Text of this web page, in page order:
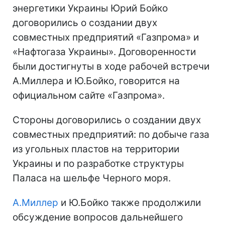
энергетики Украины Юрий Бойко
договорились о создании двух
совместных предприятий «Газпрома» и
«Нафтогаза Украины». Договоренности
были достигнуты в ходе рабочей встречи
А.Миллера и Ю.Бойко, говорится на
официальном сайте «Газпрома».
Стороны договорились о создании двух
совместных предприятий: по добыче газа
из угольных пластов на территории
Украины и по разработке структуры
Паласа на шельфе Черного моря.
А.Миллер и Ю.Бойко также продолжили
обсуждение вопросов дальнейшего